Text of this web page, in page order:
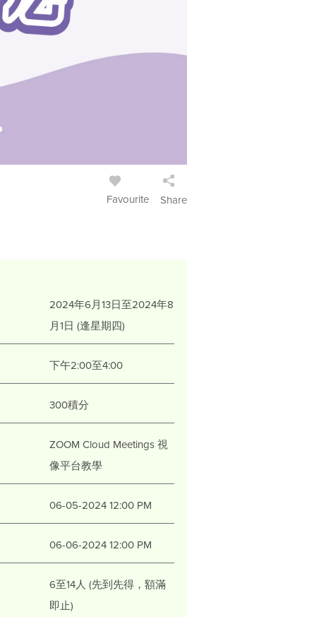
Favourite Share
2024年6月13日至2024年8
月1日 (逢星期四)
下午2:00至4:00
300積分
ZOOM Cloud Meetings 視
像平台教學
06-05-2024 12:00 PM
06-06-2024 12:00 PM
6至14人 (先到先得，額滿
即止)